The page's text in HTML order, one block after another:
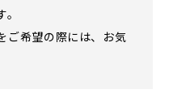
ご希望の際には、お気